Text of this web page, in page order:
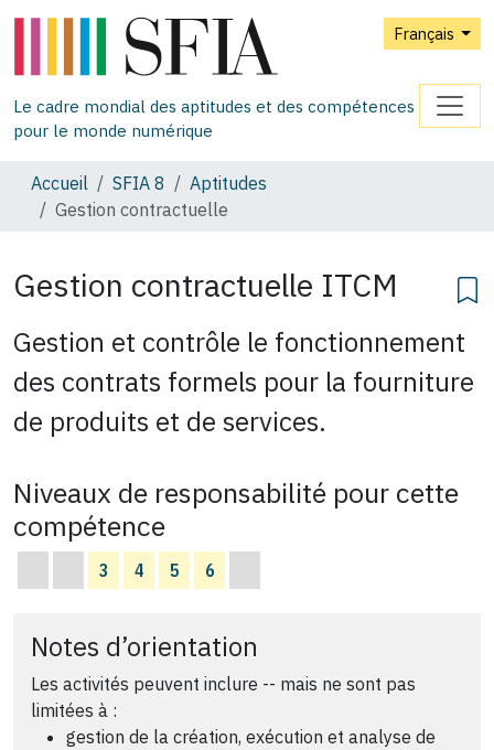
Français
Le cadre mondial des aptitudes et des compétences
pour le monde numérique
Accueil SFIA 8
Aptitudes
Gestion contractuelle
Gestion contractuelle ITCM
Gestion et contrôle le fonctionnement
des contrats formels pour la fourniture
de produits et de services.
Niveaux de responsabilité pour cette
compétence
3 4 5 6
Notes d’orientation
Les activités peuvent inclure -- mais ne sont pas
limitées à :
gestion de la création, exécution et analyse de